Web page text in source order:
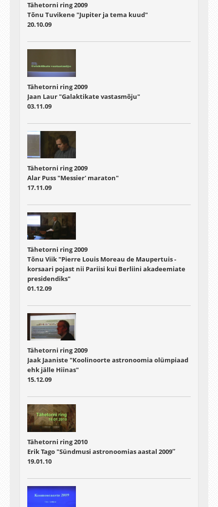
Tähetorni ring 2009
Tõnu Tuvikene "Jupiter ja tema kuud"
20.10.09
Tähetorni ring 2009
Jaan Laur "Galaktikate vastasmõju"
03.11.09
Tähetorni ring 2009
Alar Puss "Messier' maraton"
17.11.09
Tähetorni ring 2009
Tõnu Viik "Pierre Louis Moreau de Maupertuis -
korsaari pojast nii Pariisi kui Berliini akadeemiate
presidendiks"
01.12.09
Tähetorni ring 2009
Jaak Jaaniste "Koolinoorte astronoomia olümpiaad
ehk jälle Hiinas"
15.12.09
Tähetorni ring 2010
Erik Tago "Sündmusi astronoomias aastal 2009″
19.01.10